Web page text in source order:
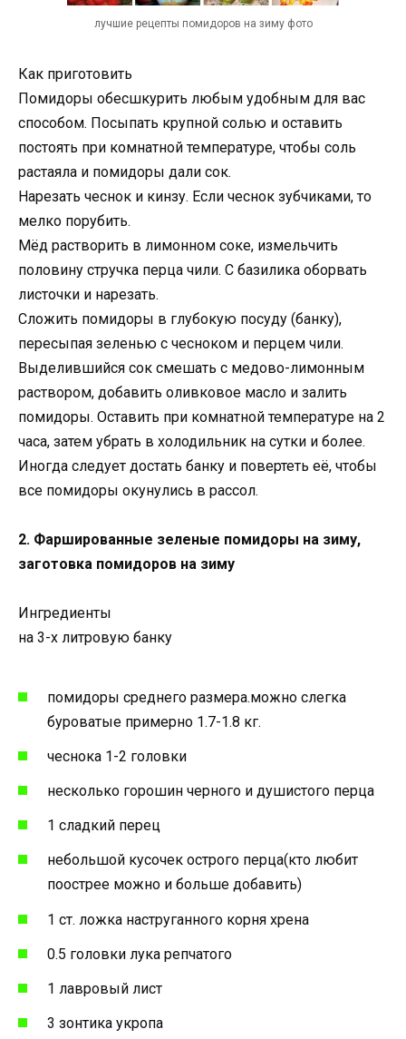
лучшие рецепты помидоров на зиму фото
Как приготовить
Помидоры обесшкурить любым удобным для вас
способом. Посыпать крупной солью и оставить
постоять при комнатной температуре, чтобы соль
растаяла и помидоры дали сок.
Нарезать чеснок и кинзу. Если чеснок зубчиками, то
мелко порубить.
Мёд растворить в лимонном соке, измельчить
половину стручка перца чили. С базилика оборвать
листочки и нарезать.
Сложить помидоры в глубокую посуду (банку),
пересыпая зеленью с чесноком и перцем чили.
Выделившийся сок смешать с медово-лимонным
раствором, добавить оливковое масло и залить
помидоры. Оставить при комнатной температуре на 2
часа, затем убрать в холодильник на сутки и более.
Иногда следует достать банку и повертеть её, чтобы
все помидоры окунулись в рассол.
2. Фаршированные зеленые помидоры на зиму,
заготовка помидоров на зиму
Ингредиенты
на 3-х литровую банку
помидоры среднего размера.можно слегка
буроватые примерно 1.7-1.8 кг.
чеснока 1-2 головки
несколько горошин черного и душистого перца
1 сладкий перец
небольшой кусочек острого перца(кто любит
поострее можно и больше добавить)
1 ст. ложка наструганного корня хрена
0.5 головки лука репчатого
1 лавровый лист
3 зонтика укропа